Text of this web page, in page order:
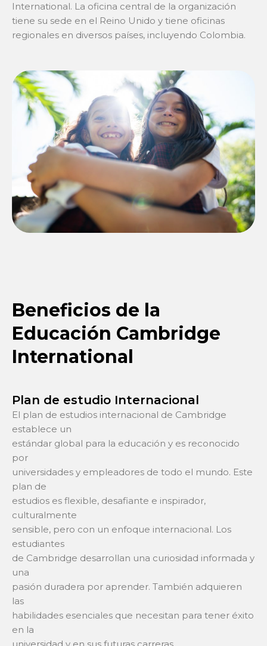
International. La oficina central de la organización
tiene su sede en el Reino Unido y tiene oficinas
regionales en diversos países, incluyendo Colombia.
Beneficios de la
Educación Cambridge
International
Plan de estudio Internacional
El plan de estudios internacional de Cambridge
establece un
estándar global para la educación y es reconocido
por
universidades y empleadores de todo el mundo. Este
plan de
estudios es flexible, desafiante e inspirador,
culturalmente
sensible, pero con un enfoque internacional. Los
estudiantes
de Cambridge desarrollan una curiosidad informada y
una
pasión duradera por aprender. También adquieren
las
habilidades esenciales que necesitan para tener éxito
en la
universidad y en sus futuras carreras.